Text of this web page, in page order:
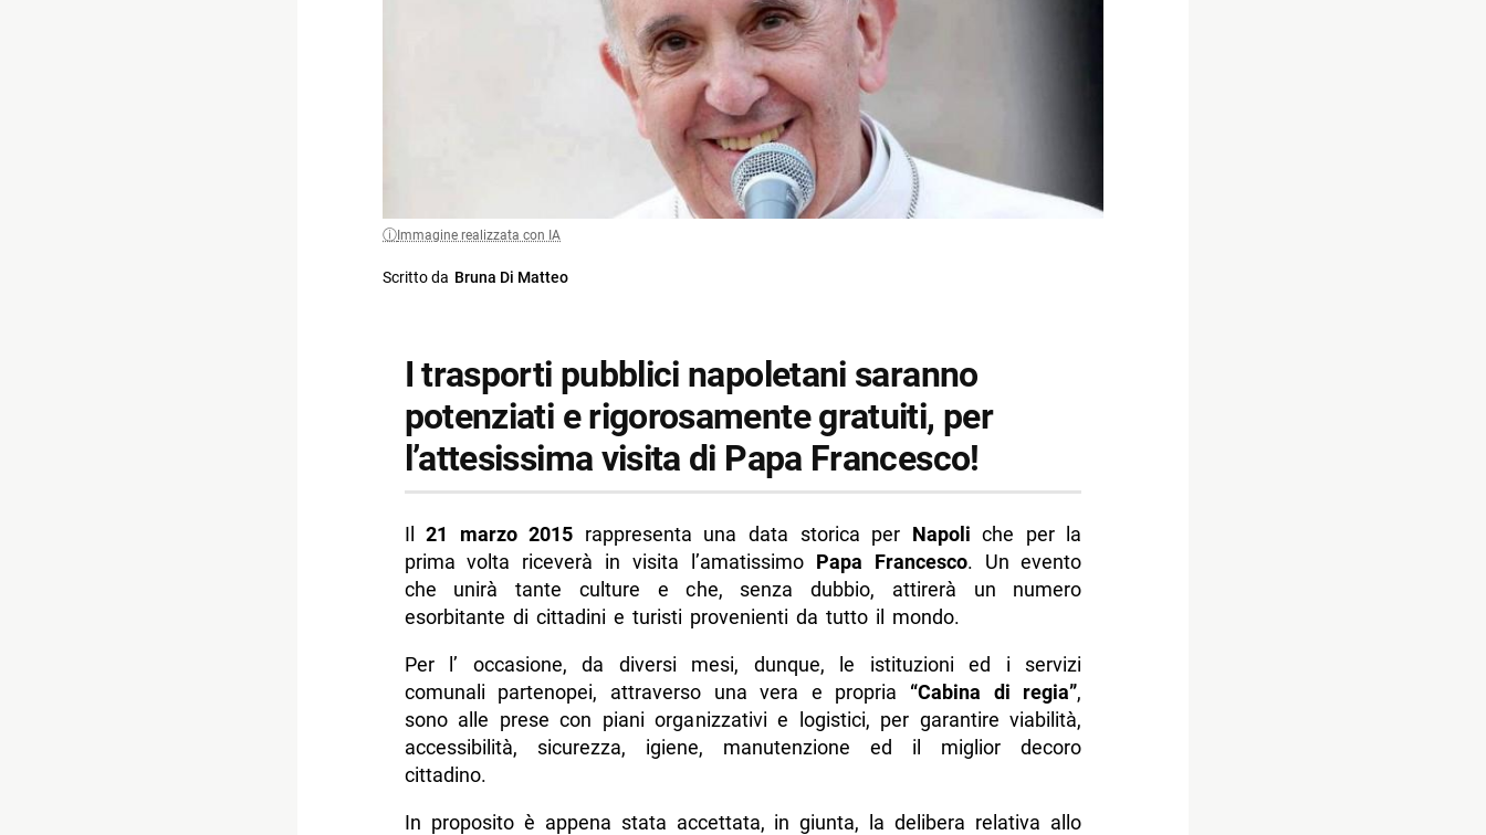
Immagine realizzata con IA
Scritto da Bruna Di Matteo
I trasporti pubblici napoletani saranno
potenziati e rigorosamente gratuiti, per
l’attesissima visita di Papa Francesco!
Il21 marzo 2015 rappresenta una data storica per Napoli che per la
prima volta riceverà in visita l’amatissimo Papa Francesco. Un evento
che unirà tante culture e che, senza dubbio, attirerà un numero
esorbitante di cittadini e turisti provenienti da tutto il mondo.
Per l’ occasione, da diversi mesi, dunque, le istituzioni ed i servizi
comunali partenopei, attraverso una vera e propria “Cabina di regia”,
sono alle prese con piani organizzativi e logistici, per garantire viabilità,
accessibilità, sicurezza, igiene, manutenzione ed il miglior decoro
cittadino.
In proposito è appena stata accettata, in giunta, la delibera relativa allo